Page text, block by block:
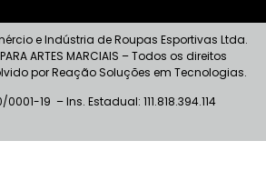
e Indústria de Roupas Esportivas Ltda.
PARA ARTES MARCIAIS – Todos os direitos
por Reação Soluções em Tecnologias.
0001-19 – Ins. Estadual: 111.818.394.114